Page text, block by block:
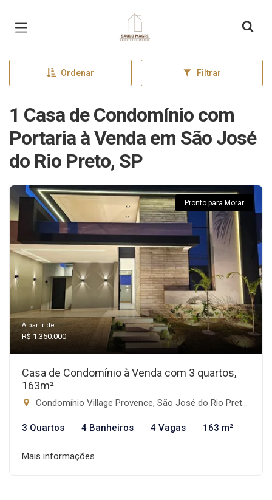
Página inicial
Ordenar Filtrar
1 Casa de Condomínio com
Portaria à Venda em São José
do Rio Preto, SP
Pronto para Morar
A partir de:
R$ 1.350.000
Casa de Condomínio à Venda com 3 quartos,
163m²
Condomínio Village Provence, São José do Rio Preto-SP
3 Quartos 4 Banheiros 4 Vagas 163 m²
Mais informações